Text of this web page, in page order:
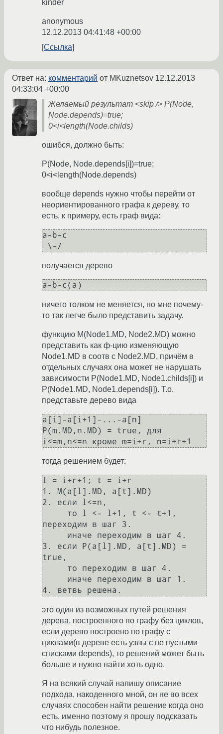
kinder
anonymous
12.12.2013 04:41:48 +00:00
Ссылка
Ответ на: комментарий от MKuznetsov 12.12.2013
04:33:04 +00:00
Желаемый результат <skip /> P(Node,
Node.depends)=true;
0<i<length(Node.childs)
ошибся, должно быть:
P(Node, Node.depends[i])=true;
0<i<length(Node.depends)
вообще depends нужно чтобы перейти от
неориентированного графа к дереву, то
есть, к примеру, есть граф вида:
a-b-c
получается дерево
ничего толком не меняется, но мне почему-
то так легче было представить задачу.
функцию M(Node1.MD, Node2.MD) можно
представить как ф-цию изменяющую
Node1.MD в соотв с Node2.MD, причём в
отдельных случаях она может не нарушать
зависимости P(Node1.MD, Node1.childs[i]) и
P(Node1.MD, Node1.depends[i]). Т.о.
представьте дерево вида
a[i]-a[i+1]-...-a[n]
P(m.MD,n.MD) = true, для
тогда решением будет:
l = i+r+1; t = i+r
1. M(a[l].MD, a[t].MD)
2. если l<=n,
переходим в шаг 3.
3. если P(a[l].MD, a[t].MD) =
true,
это один из возможных путей решения
дерева, построенного по графу без циклов,
если дерево построено по графу с
циклами(в дереве есть узлы с не пустыми
списками depends), то решений может быть
больше и нужно найти хоть одно.
Я на всякий случай напишу описание
подхода, накоденного мной, он не во всех
случаях способен найти решение когда оно
есть, именно поэтому я прошу подсказать
что нибудь полезное.